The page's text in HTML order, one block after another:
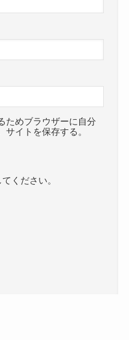
ためブラウザーに自分
サイトを保存する。
ください。